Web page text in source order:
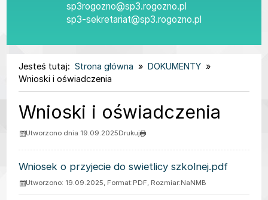
sp3rogozno@sp3.rogozno.pl
sp3-sekretariat@sp3.rogozno.pl
Jesteś tutaj: Strona główna
DOKUMENTY
Wnioski i oświadczenia
Wnioski i oświadczenia
Utworzono dnia 19.09.2025Drukuj
ZAŁĄCZNIKI
Wniosek o przyjecie do swietlicy szkolnej.pdf
Utworzono: 19.09.2025, Format:PDF, Rozmiar:NaNMB